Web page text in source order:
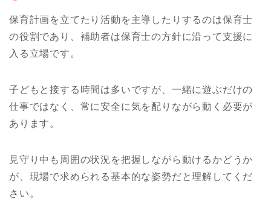
保育計画を立てたり活動を主導したりするのは保育士
の役割であり、補助者は保育士の方針に沿って支援に
入る立場です。
子どもと接する時間は多いですが、一緒に遊ぶだけの
仕事ではなく、常に安全に気を配りながら動く必要が
あります。
見守り中も周囲の状況を把握しながら動けるかどうか
が、現場で求められる基本的な姿勢だと理解してくだ
さい。